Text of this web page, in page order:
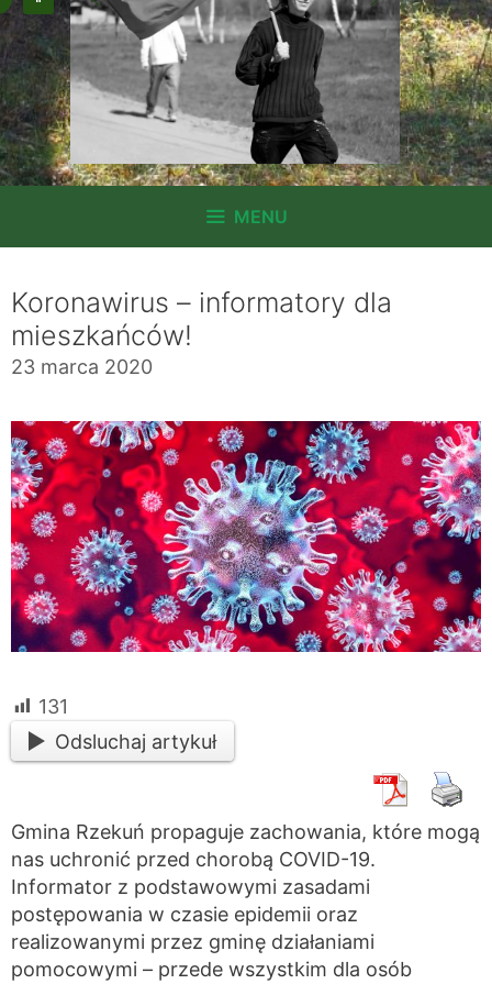
MENU
Koronawirus – informatory dla
mieszkańców!
23 marca 2020
131
Odsluchaj artykuł
Gmina Rzekuń propaguje zachowania, które mogą
nas uchronić przed chorobą COVID-19.
Informator z podstawowymi zasadami
postępowania w czasie epidemii oraz
realizowanymi przez gminę działaniami
pomocowymi – przede wszystkim dla osób